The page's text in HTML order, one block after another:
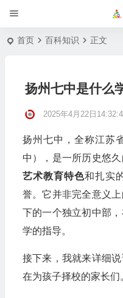
首页 百科知识 正文
扬州七中是什么
2025年4月22日
扬州七中，全称江苏
中），是一所历史悠久
艺术教育特色和扎实
誉。它并非完全意义
下的一个独立初中部
学的指导。
接下来，我就来详细
在为孩子择校的家长们